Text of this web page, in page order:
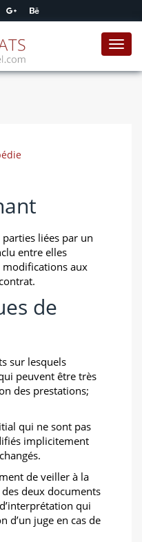
liées par un
entre elles
aux
de
sur lesquels
peuvent être très
des prestations;
qui ne sont pas
implicitement
de veiller à la
deux documents
qui
d’un juge en cas de